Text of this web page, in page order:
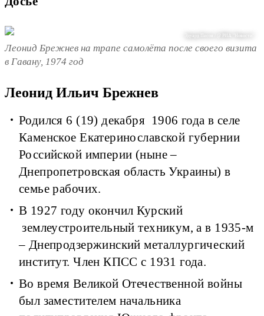
Эдуард Песов / @ РИА "Новости"
Леонид Брежнев на трапе самолёта после своего визита
в Гавану, 1974 год
Леонид Ильич Брежнев
Родился 6 (19) декабря 1906 года в селе
Каменское Екатеринославской губернии
Российской империи (ныне –
Днепропетровская область Украины) в
семье рабочих.
В 1927 году окончил Курский
землеустроительный техникум, а в 1935-м
– Днепродзержинский металлургический
институт. Член КПСС с 1931 года.
Во время Великой Отечественной войны
был заместителем начальника